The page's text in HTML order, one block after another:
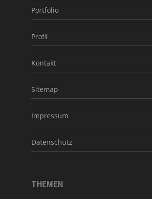
Portfolio
Profil
Kontakt
Sitemap
Impressum
Datenschutz
THEMEN